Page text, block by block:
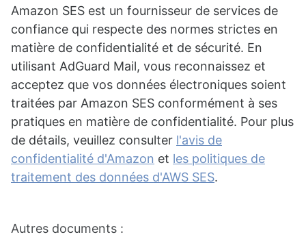
Amazon SES est un fournisseur de services de
confiance qui respecte des normes strictes en
matière de confidentialité et de sécurité. En
utilisant AdGuard Mail, vous reconnaissez et
acceptez que vos données électroniques soient
traitées par Amazon SES conformément à ses
pratiques en matière de confidentialité. Pour plus
de détails, veuillez consulter l'avis de
confidentialité d'Amazon et les politiques de
traitement des données d'AWS SES.
Autres documents :